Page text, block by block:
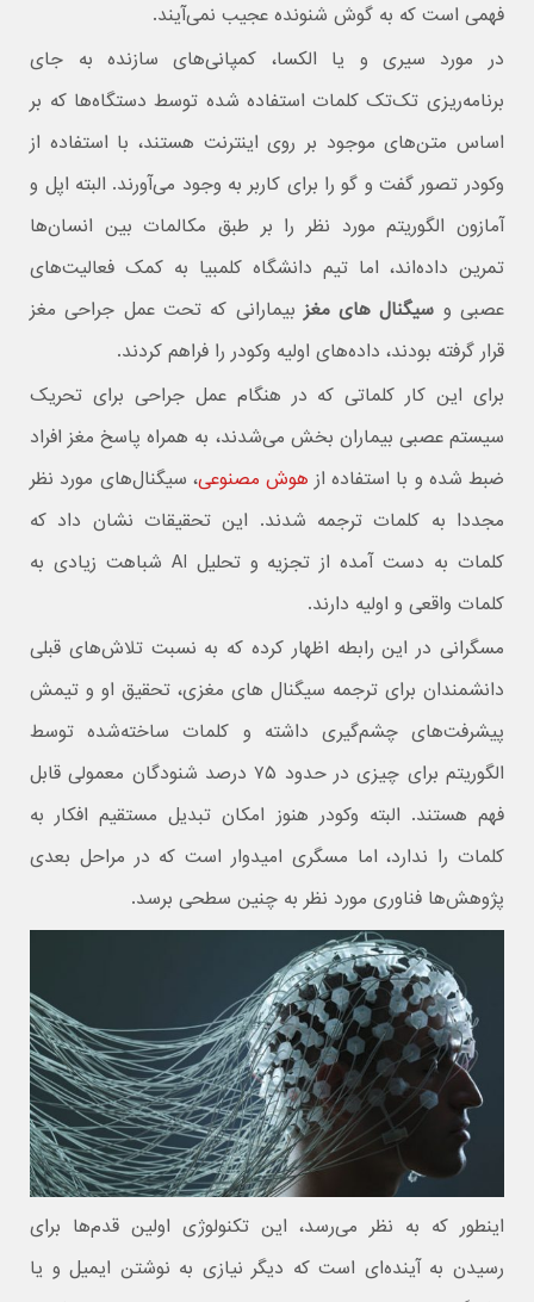
فهمی است که به گوش شنونده عجیب نمی‌آیند.
در مورد سیری و یا الکسا، کمپانی‌های سازنده به جای
برنامه‌ریزی تک‌تک کلمات استفاده شده توسط دستگاه‌ها که بر
اساس متن‌های موجود بر روی اینترنت هستند، با استفاده از
وکودر تصور گفت و گو را برای کاربر به وجود می‌آورند. البته اپل و
آمازون الگوریتم مورد نظر را بر طبق مکالمات بین انسان‌ها
تمرین داده‌اند، اما تیم دانشگاه کلمبیا به کمک فعالیت‌های
عصبی و سیگنال های مغز بیمارانی که تحت عمل جراحی مغز
قرار گرفته بودند، داده‌های اولیه وکودر را فراهم کردند.
برای این کار کلماتی که در هنگام عمل جراحی برای تحریک
سیستم عصبی بیماران بخش می‌شدند، به همراه پاسخ مغز افراد
ضبط شده و با استفاده از هوش مصنوعی، سیگنال‌های مورد نظر
مجددا به کلمات ترجمه شدند. این تحقیقات نشان داد که
کلمات به دست آمده از تجزیه و تحلیل AI شباهت زیادی به
کلمات واقعی و اولیه دارند.
مسگرانی در این رابطه اظهار کرده که به نسبت تلاش‌های قبلی
دانشمندان برای ترجمه سیگنال های مغزی، تحقیق او و تیمش
پیشرفت‌های چشم‌گیری داشته و کلمات ساخته‌شده توسط
الگوریتم برای چیزی در حدود ۷۵ درصد شنودگان معمولی قابل
فهم هستند. البته وکودر هنوز امکان تبدیل مستقیم افکار به
کلمات را ندارد، اما مسگری امیدوار است که در مراحل بعدی
پژوهش‌ها فناوری مورد نظر به چنین سطحی برسد.
اینطور که به نظر می‌رسد، این تکنولوژی اولین قدم‌ها برای
رسیدن به آینده‌ای است که دیگر نیازی به نوشتن ایمیل و یا